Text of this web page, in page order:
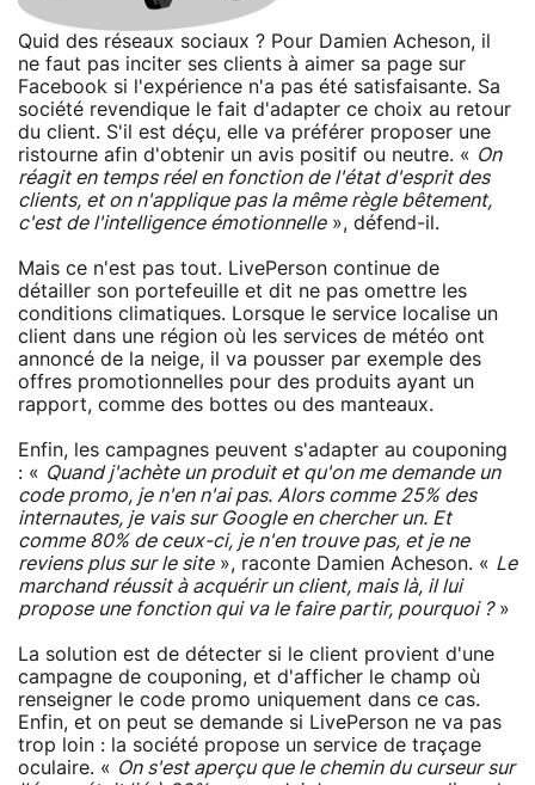
Quid des réseaux sociaux ? Pour Damien Acheson, il
ne faut pas inciter ses clients à aimer sa page sur
Facebook si l'expérience n'a pas été satisfaisante. Sa
société revendique le fait d'adapter ce choix au retour
du client. S'il est déçu, elle va préférer proposer une
ristourne afin d'obtenir un avis positif ou neutre. « On
réagit en temps réel en fonction de l'état d'esprit des
clients, et on n'applique pas la même règle bêtement,
c'est de l'intelligence émotionnelle», défend-il.
Mais ce n'est pas tout. LivePerson continue de
détailler son portefeuille et dit ne pas omettre les
conditions climatiques. Lorsque le service localise un
client dans une région où les services de météo ont
annoncé de la neige, il va pousser par exemple des
offres promotionnelles pour des produits ayant un
rapport, comme des bottes ou des manteaux.
Enfin, les campagnes peuvent s'adapter au couponing
: « Quand j'achète un produit et qu'on me demande un
code promo, je n'en n'ai pas. Alors comme 25% des
internautes, je vais sur Google en chercher un. Et
comme 80% de ceux-ci, je n'en trouve pas, et je ne
reviens plus sur le site», raconte Damien Acheson. « Le
marchand réussit à acquérir un client, mais là, il lui
propose une fonction qui va le faire partir, pourquoi ?»
La solution est de détecter si le client provient d'une
campagne de couponing, et d'afficher le champ où
renseigner le code promo uniquement dans ce cas.
Enfin, et on peut se demande si LivePerson ne va pas
trop loin : la société propose un service de traçage
oculaire. « On s'est aperçu que le chemin du curseur sur